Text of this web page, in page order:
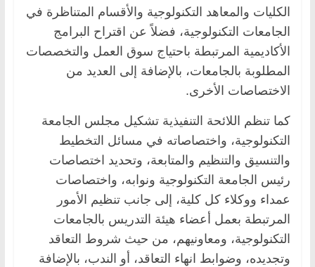
الكليات والمعاهد التكنولوجية والأقسام المتناظرة في
الجامعات التكنولوجية، فضلاً عن ‏اقتراح البرامج
الأكاديمية المرتبطة باحتياج سوق العمل والتخصصات
المطلوبة بالجامعات، بالإضافة ‏إلى العديد من
الاختصاصات الأخرى.‏
كما تنظم اللائحة التنفيذية تشكيل مجلس الجامعة
التكنولوجية، واختصاصاته في مسائل التخطيط
‏والتنسيق والتنظيم والمتابعة، وتحديد اختصاصات
رئيس الجامعة التكنولوجية ونوابه، واختصاصات
‏عمداء ووكلاء كل كلية، إلى جانب تنظيم الأمور
المرتبطة بعمل أعضاء هيئة التدريس بالجامعات
‏التكنولوجية، ومعاونيهم، من حيث شروط التعاقد
وتجديده، وضوابط انهاء التعاقد، أو الندب، بالإضافة